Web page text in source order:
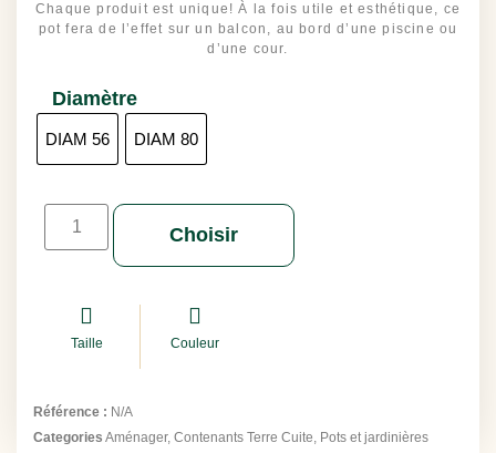
Chaque produit est unique! À la fois utile et esthétique, ce
pot fera de l’effet sur un balcon, au bord d’une piscine ou
d’une cour.
Diamètre
DIAM 56 DIAM 80
Choisir
Taille Couleur
Référence : N/A
Categories Aménager, Contenants Terre Cuite Pots et jardinières